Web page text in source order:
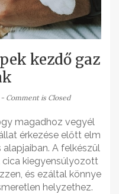
kezdő gaz
- Comment is Closed
magadhoz vegyél
érkezése előtt elm
A felkészül
cica kiegyensúlyozott
és ezáltal könnye
helyzethez.